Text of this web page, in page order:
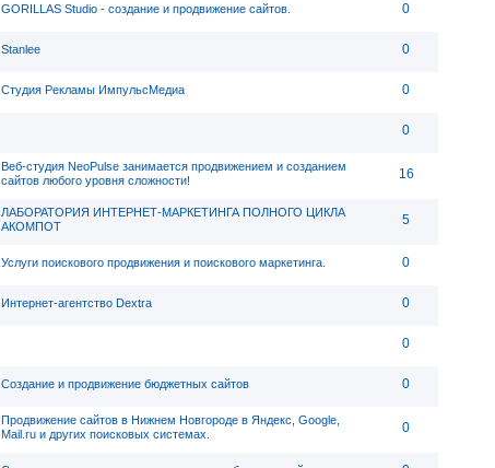
GORILLAS Studio - создание и продвижение сайтов. 0
Stanlee 0
Студия Рекламы ИмпульсМедиа 0
0
Веб-студия NeoPulse занимается продвижением и созданием
сайтов любого уровня сложности!
16
ЛАБОРАТОРИЯ ИНТЕРНЕТ-МАРКЕТИНГА ПОЛНОГО ЦИКЛА
АКОМПОТ
5
Услуги поискового продвижения и поискового маркетинга. 0
Интернет-агентство Dextra 0
0
Создание и продвижение бюджетных сайтов 0
Продвижение сайтов в Нижнем Новгороде в Яндекс, Google,
Mail.ru и других поисковых системах.
0